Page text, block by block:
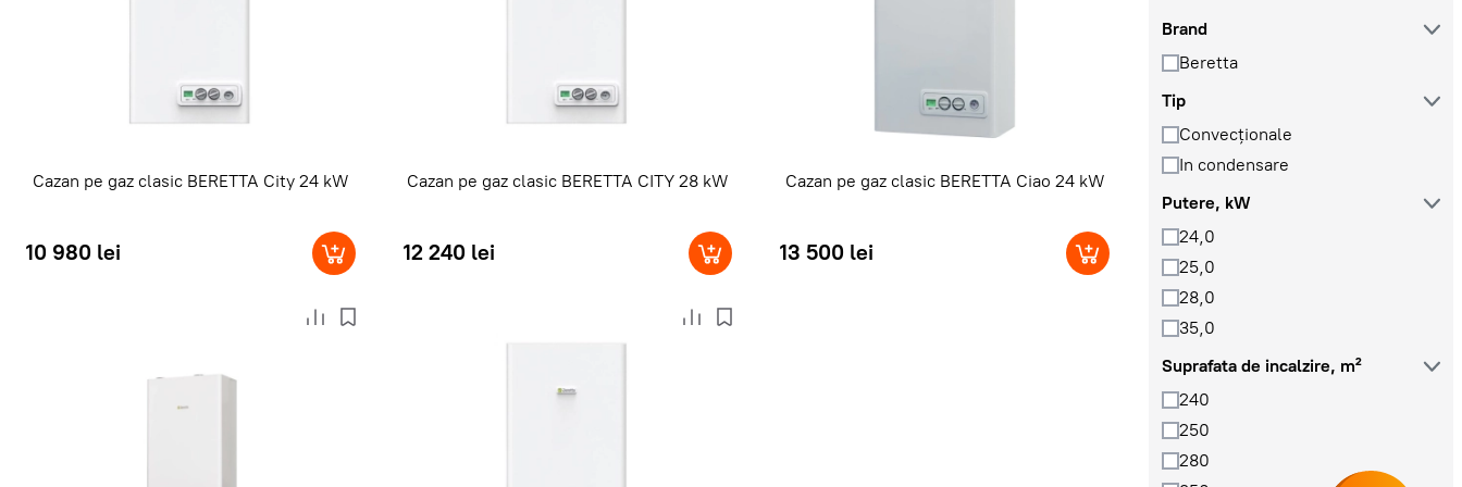
Cazan pe gaz clasic BERETTA City 24 kW
10 980 lei
Cazan pe gaz clasic BERETTA CITY 28 kW
12 240 lei
Cazan pe gaz clasic BERETTA Ciao 24 kW
13 500 lei
Brand
Beretta
Tip
Convecţionale
In condensare
Putere, kW
24,0
25,0
28,0
35,0
Suprafata de incalzire, m²
240
250
280